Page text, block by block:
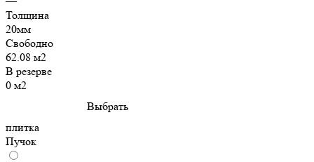
Толщина
20мм
Свободно
62.08 м2
В резерве
0 м2
Выбрать
плитка
Пучок